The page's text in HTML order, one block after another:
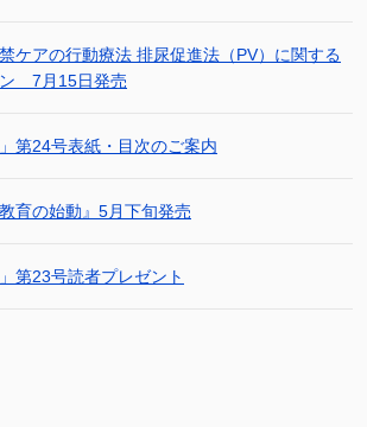
ケアの行動療法 排尿促進法（PV）に関する
7月15日発売
第24号表紙・目次のご案内
育の始動』5月下旬発売
第23号読者プレゼント